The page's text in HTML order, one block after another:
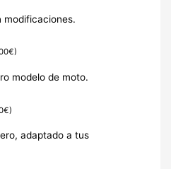
modificaciones.
€)
modelo de moto.
€)
adaptado a tus